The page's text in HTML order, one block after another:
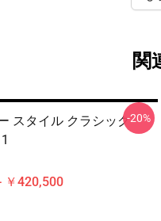
関
スタイル クラシック
￥420,500
-20%